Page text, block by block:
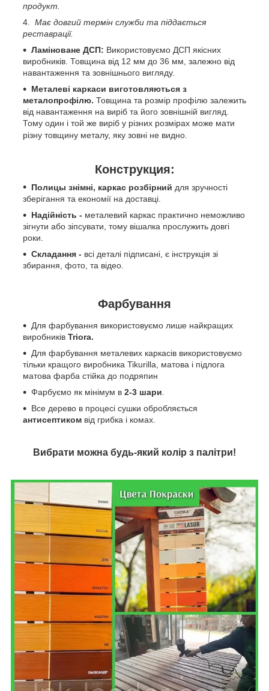
продукт.
Має довгий термін служби та піддається
реставрації.
Ламіноване ДСП: Використовуємо ДСП якісних
виробників. Товщина від 12 мм до 36 мм, залежно від
навантаження та зовнішнього вигляду.
Металеві каркаси виготовляються з
металопрофілю. Товщина та розмір профілю залежить
від навантаження на виріб та його зовнішній вигляд.
Тому один і той же виріб у різних розмірах може мати
різну товщину металу, яку зовні не видно.
Конструкция:
Полицы знімні, каркас розбірний для зручності
зберігання та економії на доставці.
Надійність - металевий каркас практично неможливо
зігнути або зіпсувати, тому вішалка прослужить довгі
роки.
Складання - всі деталі підписані, є інструкція зі
збирання, фото, та відео.
Фарбування
Для фарбування використовуємо лише найкращих
виробників Triora.
Для фарбування металевих каркасів використовуємо
тільки кращого виробника Tikurilla, матова і підлога
матова фарба стійка до подряпин
Фарбуємо як мінімум в 2-3 шари
Все дерево в процесі сушки обробляється
антисептиком від грибка і комах.
Вибрати можна будь-який колір з палітри!